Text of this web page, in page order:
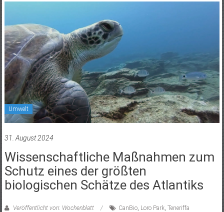
Umwelt
31. August 2024
Wissenschaftliche Maßnahmen zum
Schutz eines der größten
biologischen Schätze des Atlantiks
Veröffentlicht von: Wochenblatt CanBio, Loro Park, Teneriffa